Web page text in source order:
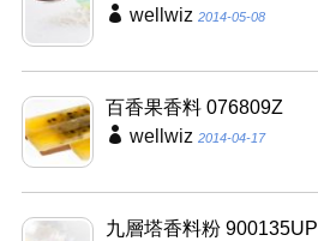
wellwiz 2014-05-08
百香果香料 076809Z
wellwiz 2014-04-17
九層塔香料粉 900135UP